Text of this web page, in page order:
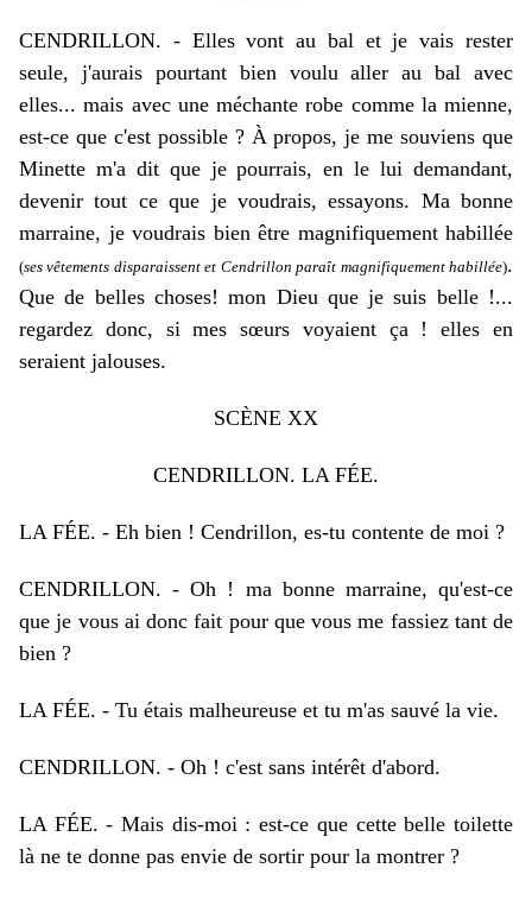
CENDRILLON. - Elles vont au bal et je vais rester
seule, j'aurais pourtant bien voulu aller au bal avec
elles... mais avec une méchante robe comme la mienne,
est-ce que c'est possible ? À propos, je me souviens que
Minette m'a dit que je pourrais, en le lui demandant,
devenir tout ce que je voudrais, essayons. Ma bonne
marraine, je voudrais bien être magnifiquement habillée
(ses vêtements disparaissent et Cendrillon paraît magnifiquement habillée).
Que de belles choses! mon Dieu que je suis belle !...
regardez donc, si mes sœurs voyaient ça ! elles en
seraient jalouses.
SCÈNE XX
CENDRILLON. LA FÉE.
LA FÉE. - Eh bien ! Cendrillon, es-tu contente de moi ?
CENDRILLON. - Oh ! ma bonne marraine, qu'est-ce
que je vous ai donc fait pour que vous me fassiez tant de
bien ?
LA FÉE. - Tu étais malheureuse et tu m'as sauvé la vie.
CENDRILLON. - Oh ! c'est sans intérêt d'abord.
LA FÉE. - Mais dis-moi : est-ce que cette belle toilette
là ne te donne pas envie de sortir pour la montrer ?